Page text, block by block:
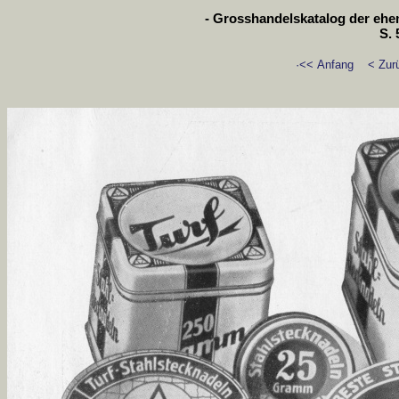
- Grosshandelskatalog der
S.
·<< Anfang <